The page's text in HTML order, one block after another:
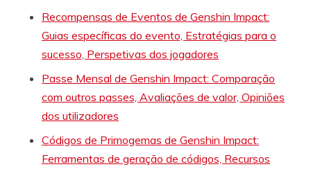
Recompensas de Eventos de Genshin Impact:
Guias específicas do evento, Estratégias para o
sucesso, Perspetivas dos jogadores
Passe Mensal de Genshin Impact: Comparação
com outros passes, Avaliações de valor, Opiniões
dos utilizadores
Códigos de Primogemas de Genshin Impact:
Ferramentas de geração de códigos, Recursos